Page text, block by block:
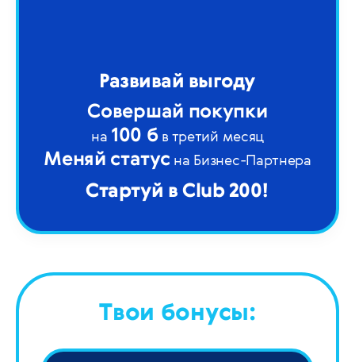
Развивай выгоду
Совершай покупки
на 100 бв третий месяц
Меняй статус на Бизнес-Партнера
Стартуй в Club 200!
Твои бонусы: